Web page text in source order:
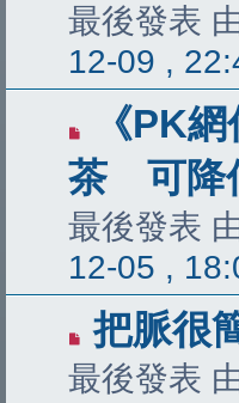
最後發表
12-09 ,
《PK
茶 可降
最後發表
12-05 ,
把脈很
最後發表